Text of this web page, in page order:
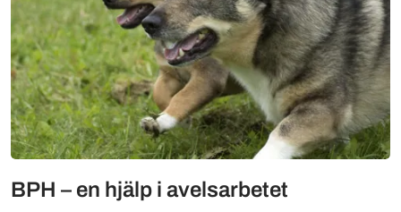
BPH – en hjälp i avelsarbetet